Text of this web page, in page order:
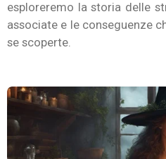
esploreremo la storia delle
associate e le conseguenze
se scoperte.